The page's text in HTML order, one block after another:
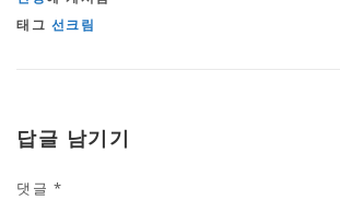
태그 선크림
답글 남기기
댓글 *